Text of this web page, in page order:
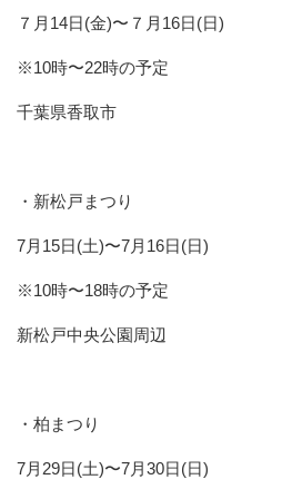
７月14日(金)〜７月16日(日)
※10時〜22時の予定
千葉県香取市
・新松戸まつり
7月15日(土)〜7月16日(日)
※10時〜18時の予定
新松戸中央公園周辺
・柏まつり
7月29日(土)〜7月30日(日)